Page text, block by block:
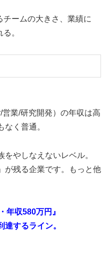
チームの大きさ、業績に
。
業/研究開発）の年収は高
く普通。
やしなえないレベル。
が残る企業です。もっと他
年収580万円』
するライン。